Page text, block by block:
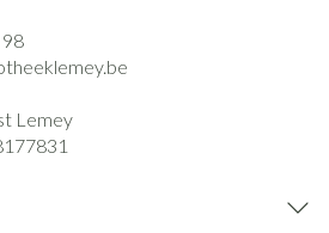
Lemey